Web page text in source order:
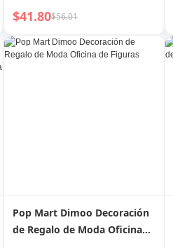
Misteriosa Oficina de Figuras
$41.80$56.01
Pop Mart Dimoo Decoración
de Regalo de Moda Oficina